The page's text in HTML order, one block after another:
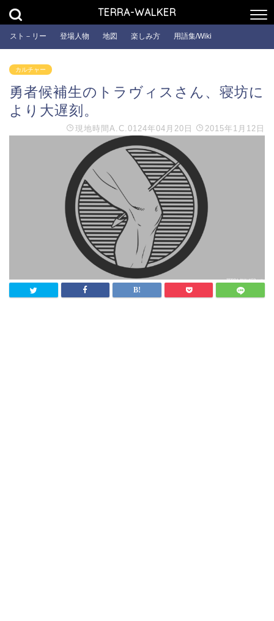
TERRA-WALKER
スト－リー 登場人物 地図 楽しみ方 用語集/Wiki
カルチャー
勇者候補生のトラヴィスさん、寝坊に
より大遅刻。
現地時間 A.C.0124年04月20日 2015年1月12日